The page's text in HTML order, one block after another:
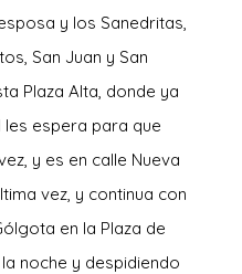
y los Sanedritas,
San Juan y San
Plaza Alta, donde ya
les espera para que
y es en calle Nueva
vez, y continua con
en la Plaza de
noche y despidiendo